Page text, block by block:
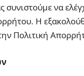
συνιστούμε να
Η
Πολιτική